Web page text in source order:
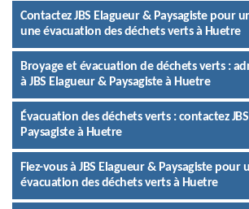
Contactez JBS Elagueur & Paysagiste pour
une évacuation des déchets verts à Huetre
Broyage et évacuation de déchets verts :
à JBS Elagueur & Paysagiste à Huetre
Évacuation des déchets verts : contactez
Paysagiste à Huetre
Fiez-vous à JBS Elagueur & Paysagiste pour
évacuation des déchets verts à Huetre